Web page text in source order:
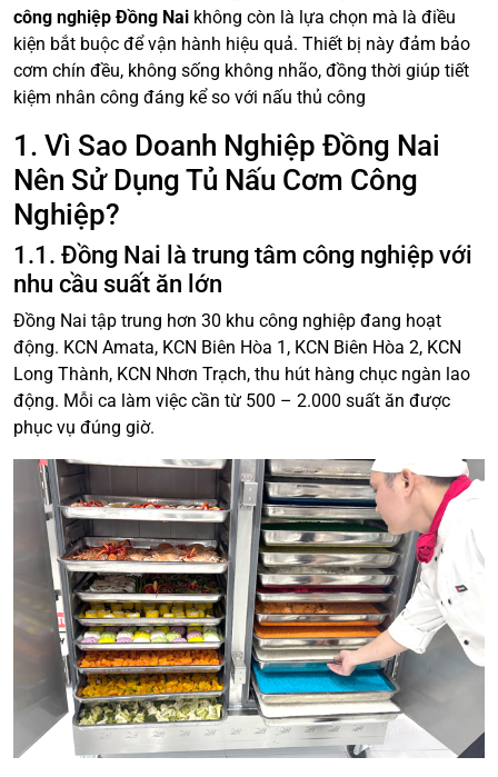
công nghiệp Đồng Nai không còn là lựa chọn mà là điều
kiện bắt buộc để vận hành hiệu quả. Thiết bị này đảm bảo
cơm chín đều, không sống không nhão, đồng thời giúp tiết
kiệm nhân công đáng kể so với nấu thủ công
1. Vì Sao Doanh Nghiệp Đồng Nai
Nên Sử Dụng Tủ Nấu Cơm Công
Nghiệp?
1.1. Đồng Nai là trung tâm công nghiệp với
nhu cầu suất ăn lớn
Đồng Nai tập trung hơn 30 khu công nghiệp đang hoạt
động. KCN Amata, KCN Biên Hòa 1, KCN Biên Hòa 2, KCN
Long Thành, KCN Nhơn Trạch, thu hút hàng chục ngàn lao
động. Mỗi ca làm việc cần từ 500 – 2.000 suất ăn được
phục vụ đúng giờ.